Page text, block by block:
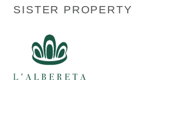
SISTER PROPERTY